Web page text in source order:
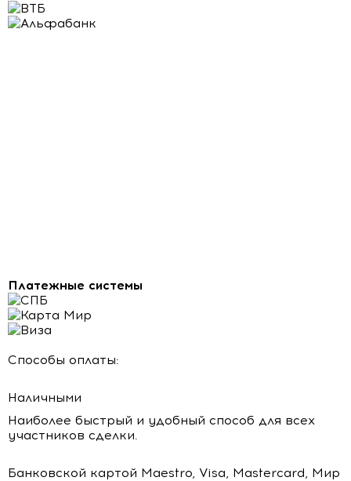
Платежные системы
Способы оплаты:
Наличными
Наиболее быстрый и удобный способ для всех
участников сделки.
Банковской картой Maestro, Visa, Mastercard, Мир